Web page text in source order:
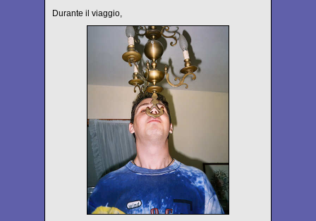
Durante il viaggio,